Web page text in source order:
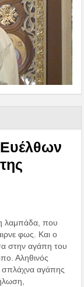
Ευέλθων
λαμπάδα, που
φως. Και ο
στην αγάπη του
Αληθινός
σπλάχνα αγάπης